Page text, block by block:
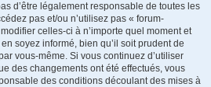
d’être légalement responsable de toutes les
pas et/ou n’utilisez pas « forum-
celles-ci à n’importe quel moment et
soyez informé, bien qu’il soit prudent de
vous-même. Si vous continuez d’utiliser
des changements ont été effectués, vous
des conditions découlant des mises à